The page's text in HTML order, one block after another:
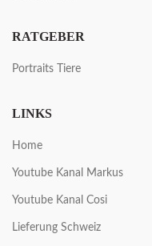
RATGEBER
Portraits Tiere
LINKS
Home
Youtube Kanal Markus
Youtube Kanal Cosi
Lieferung Schweiz